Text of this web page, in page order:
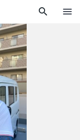
search menu